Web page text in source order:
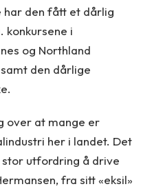
har den fått et dårlig
konkursene i
og Northland
den dårlige
over at mange er
her i landet. Det
utfordring å drive
fra sitt «eksil»